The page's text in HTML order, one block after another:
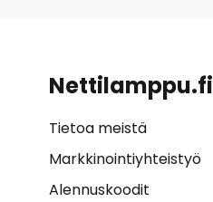
Nettilamppu.fi
Tietoa meistä
Markkinointiyhteistyö
Alennuskoodit